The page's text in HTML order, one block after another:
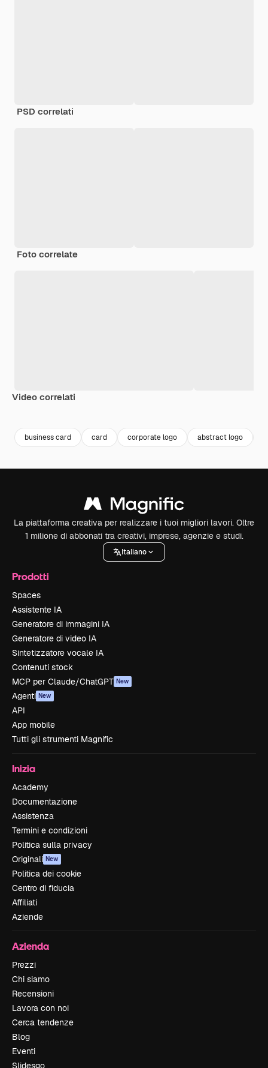
PSD correlati
Foto correlate
Video correlati
business card card corporate logo abstract logo
La piattaforma creativa per realizzare i tuoi migliori lavori. Oltre
1 milione di abbonati tra creativi, imprese, agenzie e studi.
Italiano
Prodotti
Spaces
Assistente IA
Generatore di immagini IA
Generatore di video IA
Sintetizzatore vocale IA
Contenuti stock
MCP per Claude/ChatGPT New
Agenti New
API
App mobile
Tutti gli strumenti Magnific
Inizia
Academy
Documentazione
Assistenza
Termini e condizioni
Politica sulla privacy
Originali New
Politica dei cookie
Centro di fiducia
Affiliati
Aziende
Azienda
Prezzi
Chi siamo
Recensioni
Lavora con noi
Cerca tendenze
Blog
Eventi
Slidesgo